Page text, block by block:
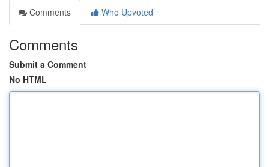
Comments
Who Upvoted
Comments
Submit a Comment
No HTML